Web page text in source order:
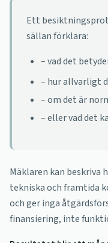
Ett
sällan förklara:
– vad det
– hur allvarligt
– om det är
– eller vad det
Mäklaren kan beskriva
tekniska och framtida
och ger inga
finansiering, inte